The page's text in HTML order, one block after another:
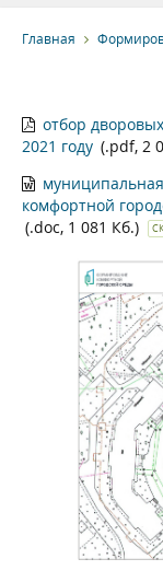
Главная
отбор
2021 году (.pdf, 2
комфортной
(.doc, 1 081 Кб.)